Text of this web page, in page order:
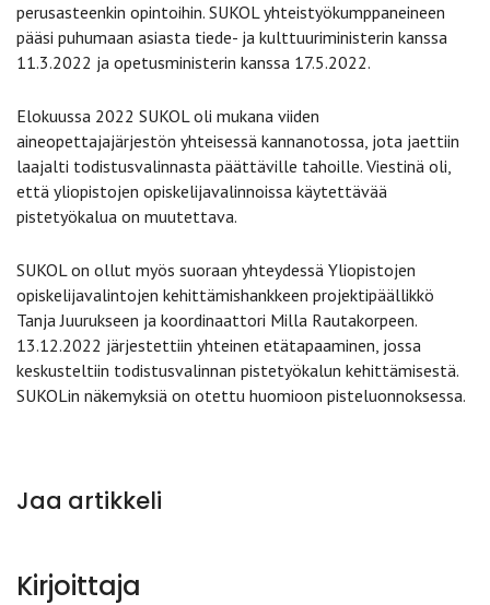
perusasteenkin opintoihin. SUKOL yhteistyökumppaneineen
pääsi puhumaan asiasta tiede- ja kulttuuriministerin kanssa
11.3.2022 ja opetusministerin kanssa 17.5.2022.
Elokuussa 2022 SUKOL oli mukana viiden
aineopettajajärjestön yhteisessä kannanotossa, jota jaettiin
laajalti todistusvalinnasta päättäville tahoille. Viestinä oli,
että yliopistojen opiskelijavalinnoissa käytettävää
pistetyökalua on muutettava.
SUKOL on ollut myös suoraan yhteydessä Yliopistojen
opiskelijavalintojen kehittämishankkeen projektipäällikkö
Tanja Juurukseen ja koordinaattori Milla Rautakorpeen.
13.12.2022 järjestettiin yhteinen etätapaaminen, jossa
keskusteltiin todistusvalinnan pistetyökalun kehittämisestä.
SUKOLin näkemyksiä on otettu huomioon pisteluonnoksessa.
Jaa artikkeli
Kirjoittaja